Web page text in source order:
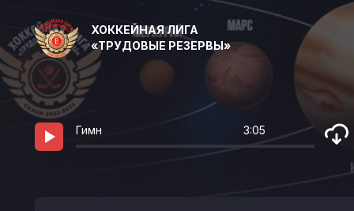
ХОККЕЙНАЯ ЛИГА
«ТРУДОВЫЕ РЕЗЕРВЫ»
Гимн 3:05